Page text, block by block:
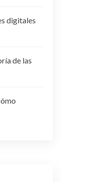
digitales
de las